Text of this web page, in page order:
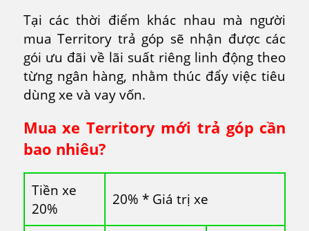
Tại các thời điểm khác nhau mà người
mua Territory trả góp sẽ nhận được các
gói ưu đãi về lãi suất riêng linh động theo
từng ngân hàng, nhằm thúc đẩy việc tiêu
dùng xe và vay vốn.
Mua xe Territory mới trả góp cần
bao nhiêu?
Tiền xe
20%
20% * Giá trị xe